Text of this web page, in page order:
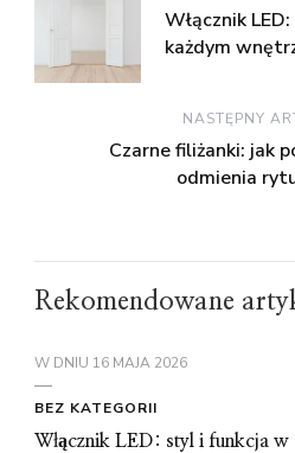
Włącznik
każdym
NASTĘPNY
Czarne filiżanki: jak
odmienia
Rekomendowane
W DNIU 16 MAJA 2026
BEZ KATEGORII
Włącznik LED: styl i funkcja w